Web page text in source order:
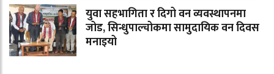
युवा सहभागिता र दिगो वन व्यवस्थापनमा
जोड, सिन्धुपाल्चोकमा सामुदायिक वन दिवस
मनाइयो